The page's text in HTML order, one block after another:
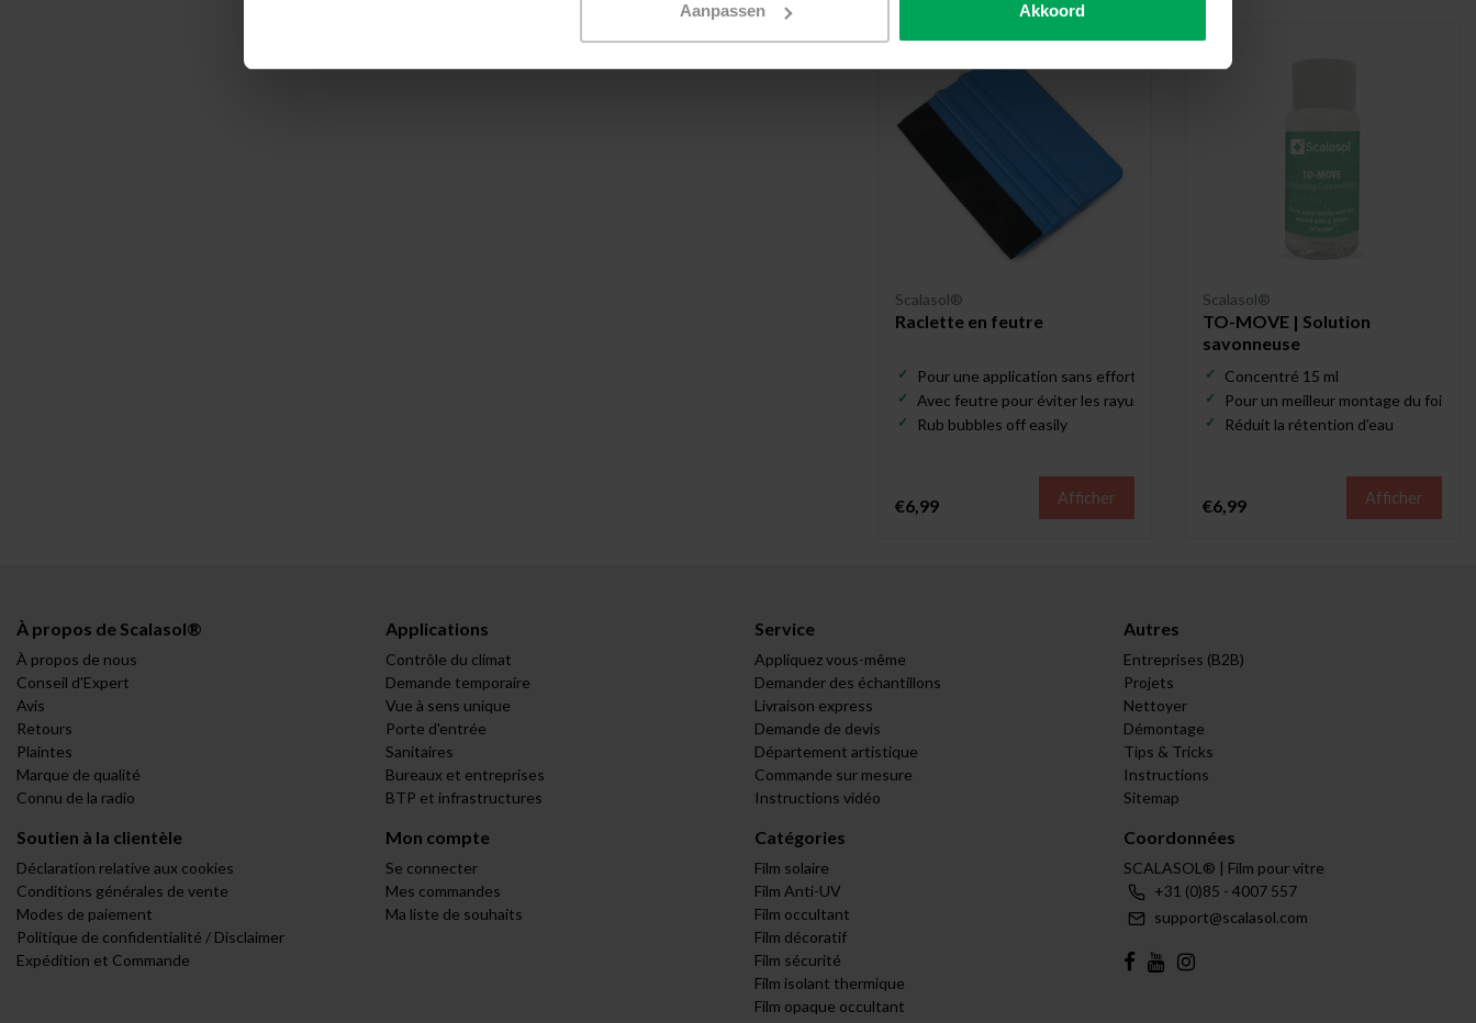
Aanpassen Akkoord
Scalasol®
Raclette en feutre
Pour une application sans effort du film pour vitrage
Avec feutre pour éviter les rayures
Rub bubbles off easily
€6,99 Afficher
Scalasol®
TO-MOVE | Solution
savonneuse
Concentré 15 ml
Pour un meilleur montage du foil
Réduit la rétention d'eau
€6,99 Afficher
À propos de Scalasol®
À propos de nous
Conseil d'Expert
Avis
Retours
Plaintes
Marque de qualité
Connu de la radio
Applications
Contrôle du climat
Demande temporaire
Vue à sens unique
Porte d'entrée
Sanitaires
Bureaux et entreprises
BTP et infrastructures
Service
Appliquez vous-même
Demander des échantillons
Livraison express
Demande de devis
Département artistique
Commande sur mesure
Instructions vidéo
Autres
Entreprises (B2B)
Projets
Nettoyer
Démontage
Tips & Tricks
Instructions
Sitemap
Soutien à la clientèle
Déclaration relative aux cookies
Conditions générales de vente
Modes de paiement
Politique de confidentialité / Disclaimer
Expédition et Commande
Mon compte
Se connecter
Mes commandes
Ma liste de souhaits
Catégories
Film solaire
Film Anti-UV
Film occultant
Film décoratif
Film sécurité
Film isolant thermique
Film opaque occultant
Coordonnées
SCALASOL® | Film pour vitre
+31 (0)85 - 4007 557
support@scalasol.com